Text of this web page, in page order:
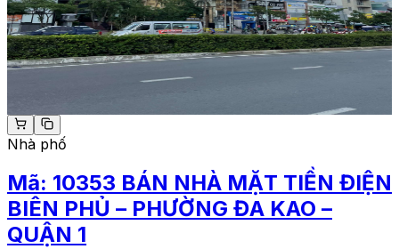
Nhà phố
Mã: 10353 BÁN NHÀ MẶT TIỀN ĐIỆN
BIÊN PHỦ – PHƯỜNG ĐA KAO –
QUẬN 1